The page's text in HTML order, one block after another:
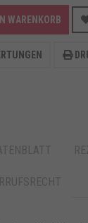
WARENKORB